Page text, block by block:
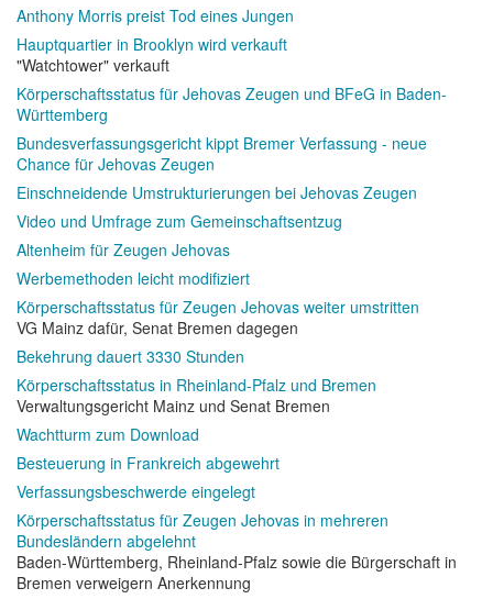
Anthony Morris preist Tod eines Jungen
Hauptquartier in Brooklyn wird verkauft
"Watchtower" verkauft
Körperschaftsstatus für Jehovas Zeugen und BFeG in Baden-
Württemberg
Bundesverfassungsgericht kippt Bremer Verfassung - neue
Chance für Jehovas Zeugen
Einschneidende Umstrukturierungen bei Jehovas Zeugen
Video und Umfrage zum Gemeinschaftsentzug
Altenheim für Zeugen Jehovas
Werbemethoden leicht modifiziert
Körperschaftsstatus für Zeugen Jehovas weiter umstritten
VG Mainz dafür, Senat Bremen dagegen
Bekehrung dauert 3330 Stunden
Körperschaftsstatus in Rheinland-Pfalz und Bremen
Verwaltungsgericht Mainz und Senat Bremen
Wachtturm zum Download
Besteuerung in Frankreich abgewehrt
Verfassungsbeschwerde eingelegt
Körperschaftsstatus für Zeugen Jehovas in mehreren
Bundesländern abgelehnt
Baden-Württemberg, Rheinland-Pfalz sowie die Bürgerschaft in
Bremen verweigern Anerkennung